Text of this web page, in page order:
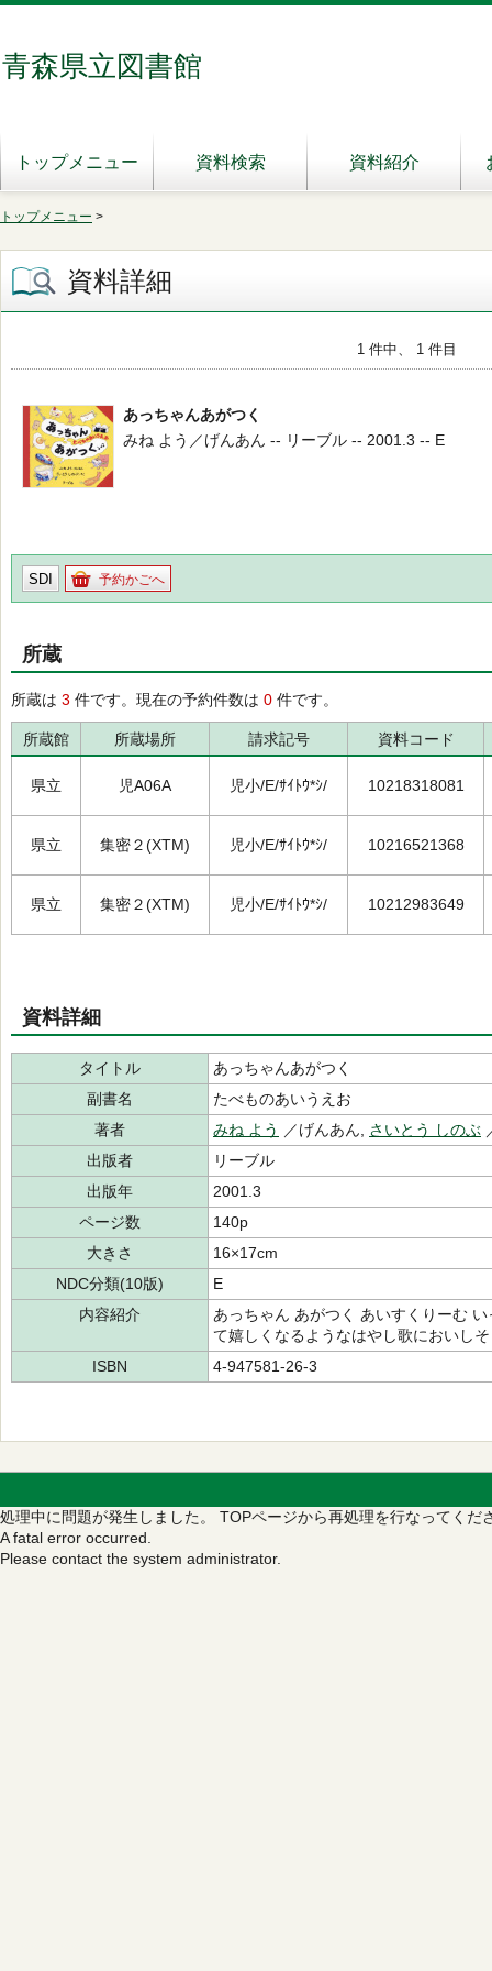
青森県立図書館
トップメニュー 資料検索 資料紹介
トップメニュー >
資料詳細
1 件中、 1 件目
あっちゃんあがつく
みね よう／げんあん -- リーブル -- 2001.3 -- E
SDI 予約かごへ
所蔵
所蔵は 3 件です。現在の予約件数は 0 件です。
所蔵館 所蔵場所 請求記号 資料コード
県立 児A06A 児小/E/ｻｲﾄｳ*ｼ/ 10218318081
県立 集密２(XTM) 児小/E/ｻｲﾄｳ*ｼ/ 10216521368
県立 集密２(XTM) 児小/E/ｻｲﾄｳ*ｼ/ 10212983649
資料詳細
タイトル
あっちゃんあがつく
副書名
たべものあいうえお
著者
みね よう ／げんあん, さいとう しのぶ
出版者
リーブル
出版年
2001.3
ページ数
140p
大きさ
16×17cm
NDC分類(10版)
E
内容紹介
あっちゃん あがつく あいすくりーむ
て嬉しくなるようなはやし歌においし
ISBN
4-947581-26-3
処理中に問題が発生しました。 TOPページから再処理を行なってくだ
A fatal error occurred.
Please contact the system administrator.